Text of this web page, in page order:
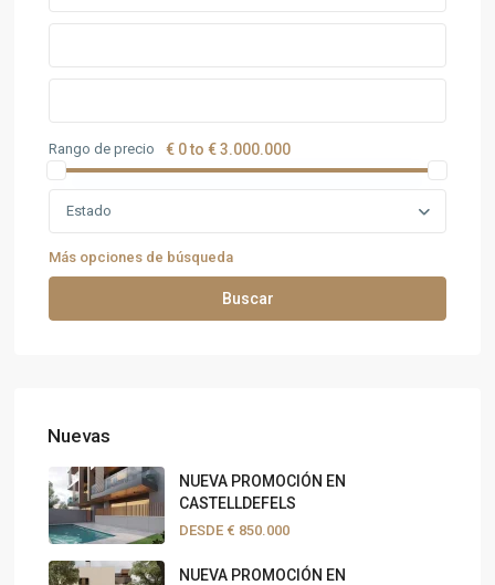
Rango de precio € 0 to € 3.000.000
Estado
Más opciones de búsqueda
Buscar
Nuevas
NUEVA PROMOCIÓN EN
CASTELLDEFELS
DESDE € 850.000
NUEVA PROMOCIÓN EN